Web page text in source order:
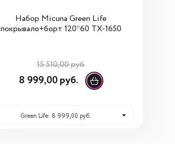
Набор Micuna Green Life
покрывало+борт 120*60 TX-1650
15 510,00 руб.
8 999,00 руб.
Green Life: 8 999,00 руб.